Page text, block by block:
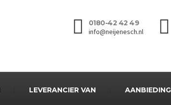
0180-42 42 49
info@neijenesch.nl
LEVERANCIER VAN